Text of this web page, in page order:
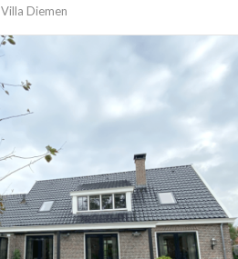
Villa Diemen